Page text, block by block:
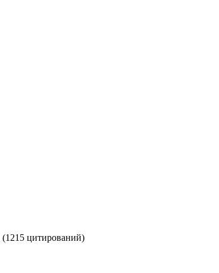
(1215 цитирований)